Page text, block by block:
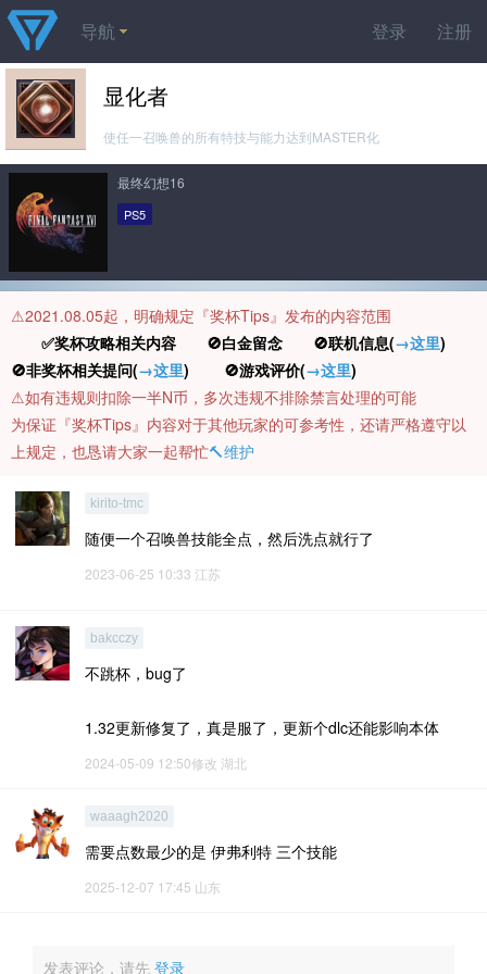
登录 注册
导航
显化者
使任一召唤兽的所有特技与能力达到MASTER化
最终幻想16
PS5
⚠️2021.08.05起，明确规定『奖杯Tips』发布的内容范围
✅奖杯攻略相关内容 🚫白金留念 🚫联机信息(→这里)
🚫非奖杯相关提问(→这里) 🚫游戏评价(→这里)
⚠️如有违规则扣除一半N币，多次违规不排除禁言处理的可能
为保证『奖杯Tips』内容对于其他玩家的可参考性，还请严格遵守以
上规定，也恳请大家一起帮忙🔨维护
kirito-tmc
随便一个召唤兽技能全点，然后洗点就行了
2023-06-25 10:33 江苏
bakcczy
不跳杯，bug了
1.32更新修复了，真是服了，更新个dlc还能影响本体
2024-05-09 12:50修改 湖北
waaagh2020
需要点数最少的是 伊弗利特 三个技能
2025-12-07 17:45 山东
发表评论，请先 登录